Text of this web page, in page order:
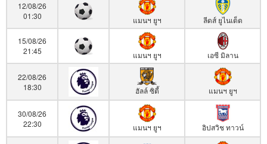
12/08/26
01:30
แมนฯ ยูฯ ลีดส์ ยูไนเต็ด
15/08/26
21:45
แมนฯ ยูฯ เอซี มิลาน
22/08/26
18:30
ฮัลล์ ซิตี้ แมนฯ ยูฯ
30/08/26
22:30
แมนฯ ยูฯ อิปสวิช ทาวน์